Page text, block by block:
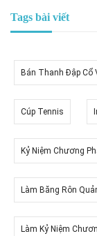
Tags bài viết
Bán Thanh Đập Cổ
Cúp Tennis
Kỷ Niệm Chương
Làm Băng Rôn
Làm Kỷ Niệm